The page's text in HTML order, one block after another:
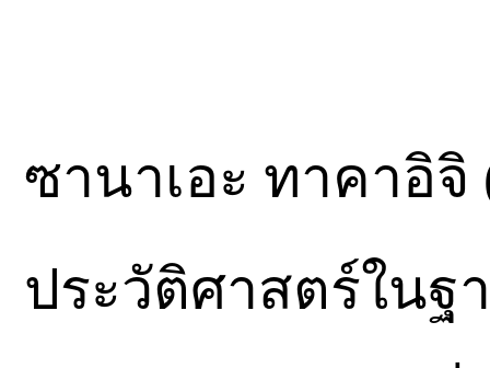
ซานาเอะ ทาคาอิจิ
ประวัติศาสตร์ใน